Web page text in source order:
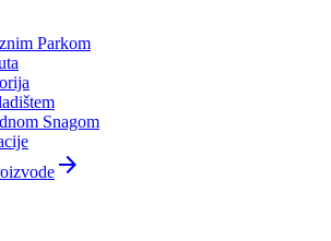
Parkom
Snagom
arrow_forward